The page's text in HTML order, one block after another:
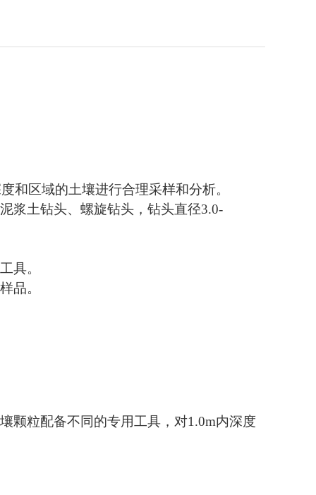
和区域的土壤进行合理采样和分析。
浆土钻头、螺旋钻头，钻头直径3.0-
具。
品。
颗粒配备不同的专用工具，对1.0m内深度